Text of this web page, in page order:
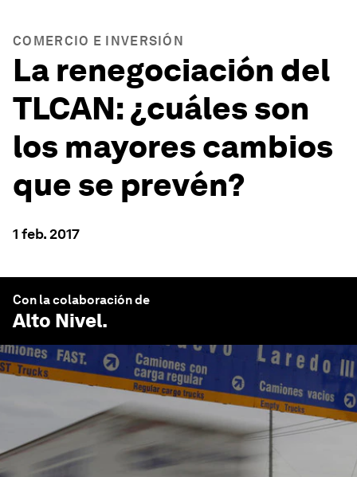
COMERCIO E INVERSIÓN
La renegociación del
TLCAN: ¿cuáles son
los mayores cambios
que se prevén?
1 feb. 2017
Con la colaboración de
Alto Nivel.